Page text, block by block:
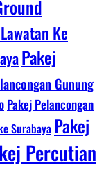
Ke
Pakej
Gunung
Pakej Pelancongan
Surabaya Pakej
Percutian